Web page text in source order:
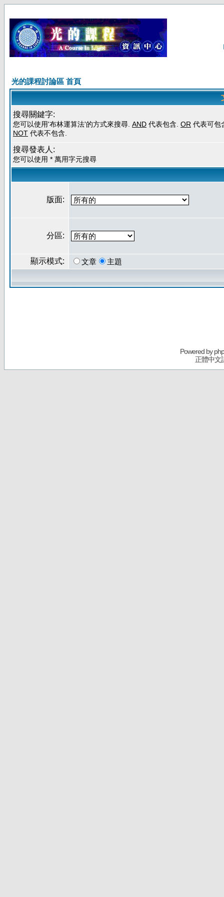
光的課程討論區 首頁
搜尋關鍵字:
您可以使用'布林運算法'的方式來搜尋. AND 代表包含. OR 代表可包
NOT 代表不包含.
搜尋發表人:
您可以使用 * 萬用字元搜尋
版面:
分區:
顯示模式: 文章 主題
Powered by
正體中文